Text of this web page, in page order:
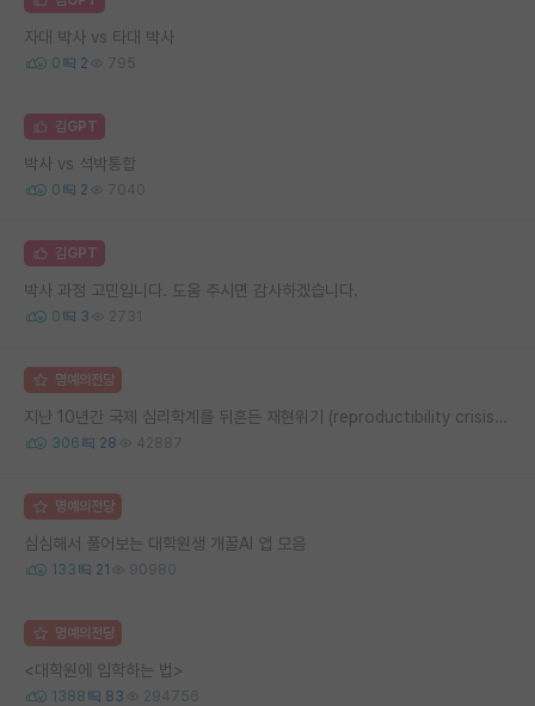
자대 박사 vs 타대 박사
0 2 795
김GPT
박사 vs 석박통합
0 2 7040
김GPT
박사 과정 고민입니다. 도움 주시면 감사하겠습니다.
0 3 2731
명예의전당
지난 10년간 국제 심리학계를 뒤흔든 재현위기 (reproductibility crisis) 요약 (1편)
306 28 42887
명예의전당
심심해서 풀어보는 대학원생 개꿀AI 앱 모음
133 21 90980
명예의전당
<대학원에 입학하는 법>
1388 83 294756